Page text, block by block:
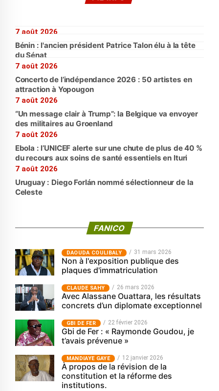
7 août 2026
Bénin : l'ancien président Patrice Talon élu à la tête
du Sénat
7 août 2026
Concerto de l’indépendance 2026 : 50 artistes en
attraction à Yopougon
7 août 2026
“Un message clair à Trump”: la Belgique va envoyer
des militaires au Groenland
7 août 2026
Ebola : l’UNICEF alerte sur une chute de plus de 40 %
du recours aux soins de santé essentiels en Ituri
7 août 2026
Uruguay : Diego Forlán nommé sélectionneur de la
Celeste
FANICO
‎DAOUDA COULIBALY 31 mars 2026
Non à l'exposition publique des
plaques d'immatriculation
CLAUDE SAHY 26 mars 2026
Avec Alassane Ouattara, les résultats
concrets d’un diplomate exceptionnel
GBI DE FER 22 février 2026
Gbi de Fer : « Raymonde Goudou, je
t’avais prévenue »
MANDIAYE GAYE 12 janvier 2026
À propos de la révision de la
constitution et la réforme des
institutions.